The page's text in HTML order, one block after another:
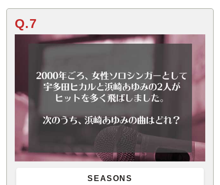
Q.7
SEASONS